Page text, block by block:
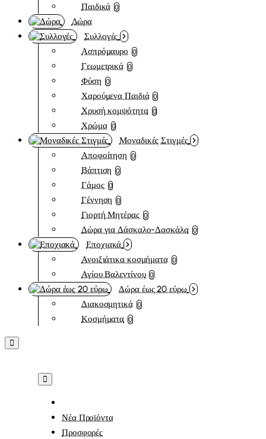
Παιδικά 0
Δώρα
Συλλογές
Ασπρόμαυρο 0
Γεωμετρικά 0
Φύση 0
Χαρούμενα Παιδιά 0
Χρυσή κομψότητα 0
Χρώμα 0
Μοναδικές Στιγμές
Αποφοίτηση 0
Βάπτιση 0
Γάμος 0
Γέννηση 0
Γιορτή Μητέρας 0
Δώρα για Δάσκαλο-Δασκάλα 0
Εποχιακά
Ανοιξιάτικα κοσμήματα 0
Αγίου Βαλεντίνου 0
Δώρα έως 20 εύρω
Διακοσμητικά 0
Κοσμήματα 0
Νέα Προϊόντα
Προσφορές